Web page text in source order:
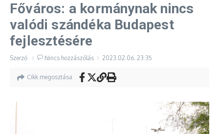
Főváros: a kormánynak nincs
valódi szándéka Budapest
fejlesztésére
Szerző Nincs hozzászólás 2023.02.06. 23:35
Cikk megosztása